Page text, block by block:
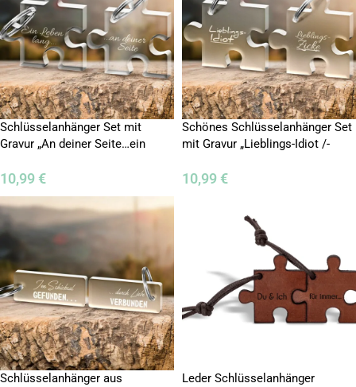
Schlüsselanhänger Set mit
Gravur „An deiner Seite…ein
10,99 €
Schönes Schlüsselanhänger Set
mit Gravur „Lieblings-Idiot /-
10,99 €
Schlüsselanhänger aus
Leder Schlüsselanhänger